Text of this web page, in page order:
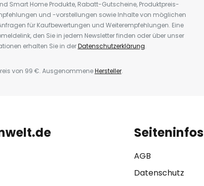
Smart Home Produkte, Rabatt-Gutscheine, Produktpreis-
und -vorstellungen sowie Inhalte von möglichen
für Kaufbewertungen und Weiterempfehlungen. Eine
den Sie in jedem Newsletter finden oder über unser
erhalten Sie in derDatenschutzerklärung.
von 99 €. AusgenommeneHersteller.
Seiteninfos
AGB
Datenschutz